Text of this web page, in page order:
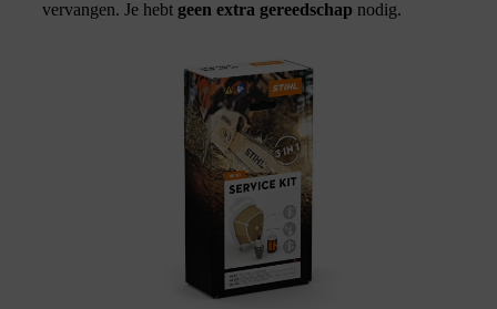
vervangen. Je hebt geen extra gereedschap nodig.